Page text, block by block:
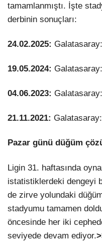
tamamlanmıştı. İşte
derbinin sonuçları:
24.02.2025:
19.05.2024:
04.06.2023:
21.11.2021:
Pazar günü düğüm
Ligin 31. haftasında
istatistiklerdeki dengeyi
de zirve yolundaki
stadyumu tamamen
öncesinde her iki
seviyede devam ediyor.